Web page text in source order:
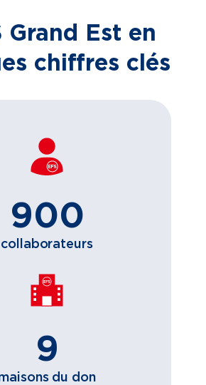
Grand Est en
chiffres clés
900
collaborateurs
9
du don